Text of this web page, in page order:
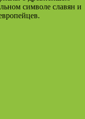
символе славян и